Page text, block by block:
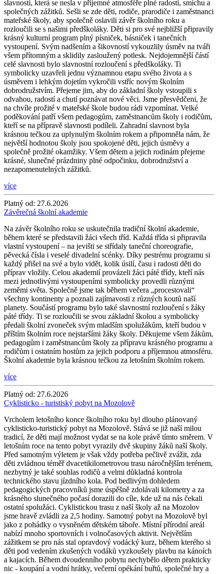
slavnosti, která se nesla v příjemné atmosféře plné radosti, smíchu a
společných zážitků. Sešli se zde děti, rodiče, prarodiče i zaměstnanci
mateřské školy, aby společně oslavili závěr školního roku a
rozloučili se s našimi předškoláky. Děti si pro své nejbližší připravily
krásný kulturní program plný písniček, básniček i tanečních
vystoupení. Svým nadšením a šikovností vykouzlily úsměv na tváři
všem přítomným a sklidily zasloužený potlesk. Nejdojemnější částí
celé slavnosti bylo slavnostní rozloučení s předškoláky. Ti
symbolicky uzavřeli jednu významnou etapu svého života a s
úsměvem i lehkým dojetím vykročili vstříc novým školním
dobrodružstvím. Přejeme jim, aby do základní školy vstoupili s
odvahou, radostí a chutí poznávat nové věci. Jsme přesvědčeni, že
na chvíle prožité v mateřské škole budou rádi vzpomínat. Velké
poděkování patří všem pedagogům, zaměstnancům školy i rodičům,
kteří se na přípravě slavnosti podíleli. Zahradní slavnost byla
krásnou tečkou za uplynulým školním rokem a připomněla nám, že
největší hodnotou školy jsou spokojené děti, jejich úsměvy a
společně prožité okamžiky. Všem dětem a jejich rodinám přejeme
krásné, slunečné prázdniny plné odpočinku, dobrodružství a
nezapomenutelných zážitků.
více
Platný od: 27.6.2026
Závěrečná školní akademie
Na závěr školního roku se uskutečnila tradiční školní akademie,
během které se představili žáci všech tříd. Každá třída si připravila
vlastní vystoupení – na jevišti se střídaly taneční choreografie,
pěvecká čísla i veselé divadelní scénky. Díky pestrému programu si
každý přišel na své a bylo vidět, kolik úsilí, času i radosti děti do
příprav vložily. Celou akademií provázeli žáci páté třídy, kteří nás
mezi jednotlivými vystoupeními symbolicky provedli různými
zeměmi světa. Společně jsme tak během večera „procestovali“
všechny kontinenty a poznali zajímavosti z různých koutů naší
planety. Součástí programu bylo také slavnostní rozloučení s žáky
páté třídy. Ti se rozloučili se svou základní školou a symbolicky
předali školní zvoneček svým mladším spolužákům, kteří budou v
příštím školním roce nejstaršími žáky školy. Děkujeme všem žákům,
pedagogům i zaměstnancům školy za přípravu krásného programu a
rodičům i ostatním hostům za jejich podporu a příjemnou atmosféru.
Školní akademie byla krásnou tečkou za letošním školním rokem.
více
Platný od: 27.6.2026
Cyklisticko - turistiský pobyt na Mozolově
Vrcholem letošního konce školního roku byl dlouho plánovaný
cyklisticko-turistický pobyt na Mozolově. Stává se již naší milou
tradicí, že děti mají možnost vydat se na kole právě tímto směrem. V
letošním roce na tento pobyt vyrazily dvě skupiny žáků naší školy.
Před samotným výletem je však vždy potřeba pečlivě zvážit, zda
děti zvládnou téměř dvacetikilometrovou trasu náročnějším terénem,
nezbytný je také souhlas rodičů a velmi důkladná kontrola
technického stavu jízdního kola. Pod bedlivým dohledem
pedagogických pracovníků jsme úspěšně zdolávali kilometry a za
krásného slunečného počasí dorazili do cíle, kde už na nás čekali
ostatní spolužáci. Cyklistickou trasu z naší školy až na Mozolov
jsme hravě zvládli za 2,5 hodiny. Samotný pobyt na Mozolově byl
jako z pohádky o vysněném dětském táboře. Místní přírodní areál
nabízí mnoho sportovních i volnočasových aktivit. Největším
zážitkem se pro nás stal opravdový vodácký kurz, během kterého si
děti pod vedením zkušených vodáků vyzkoušely plavbu na kánoích
a kajacích. Během dvoudenního pobytu nechybělo dětem prakticky
nic - koupání a vodní hrátky, večerní opékání buřtů, společné hry a